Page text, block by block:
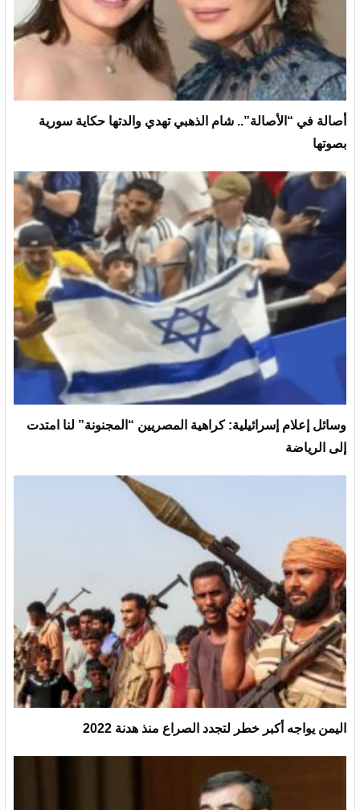
أصالة في “الأصالة”.. شام الذهبي تهدي والدتها حكاية سورية
بصوتها
وسائل إعلام إسرائيلية: كراهية المصريين “المجنونة” لنا امتدت
إلى الرياضة
اليمن يواجه أكبر خطر لتجدد الصراع منذ هدنة 2022